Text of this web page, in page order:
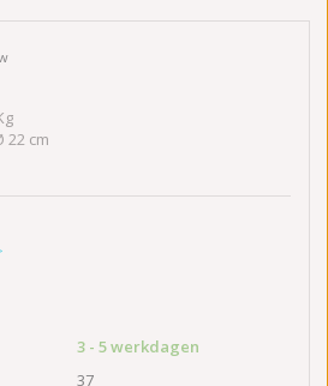
22 cm
3 - 5 werkdagen
37